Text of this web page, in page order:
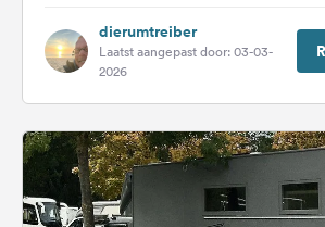
dierumtreiber
Laatst aangepast door: 03-03-
2026